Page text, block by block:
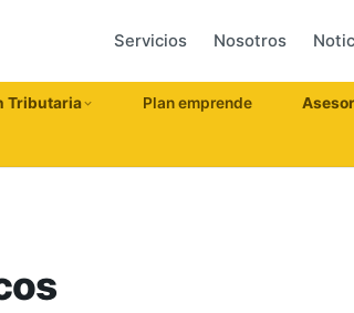
Servicios Nosotros
Tributaria Plan emprende